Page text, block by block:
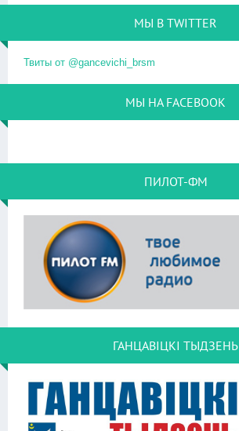
МЫ В TWITTER
Твиты от @gancevichi_brsm
МЫ НА FACEBOOK
ПИЛОТ-ФМ
ГАНЦАВІЦКІ ТЫДЗЕНЬ